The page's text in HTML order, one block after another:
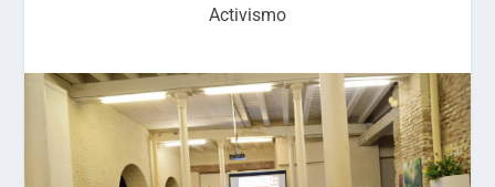
Activismo